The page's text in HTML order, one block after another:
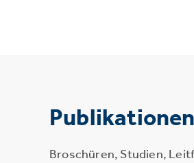
Publikationen
Broschüren, Studien,